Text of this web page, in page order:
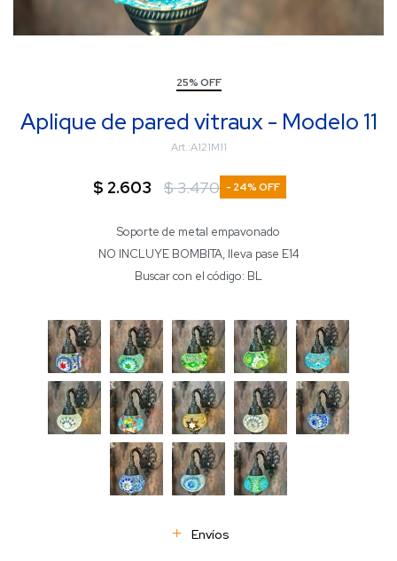
25% OFF
Aplique de pared vitraux - Modelo 11
A121M11
$ 2.603 $3.470 24
Soporte de metal empavonado
NO INCLUYE BOMBITA, lleva pase E14
Buscar con el código: BL
Envíos